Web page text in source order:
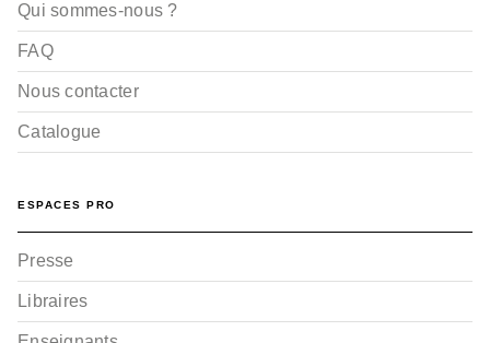
Qui sommes-nous ?
FAQ
Nous contacter
Catalogue
ESPACES PRO
Presse
Libraires